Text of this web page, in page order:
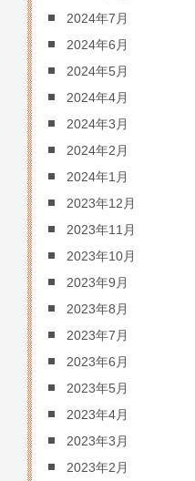
2024年7月
2024年6月
2024年5月
2024年4月
2024年3月
2024年2月
2024年1月
2023年12月
2023年11月
2023年10月
2023年9月
2023年8月
2023年7月
2023年6月
2023年5月
2023年4月
2023年3月
2023年2月